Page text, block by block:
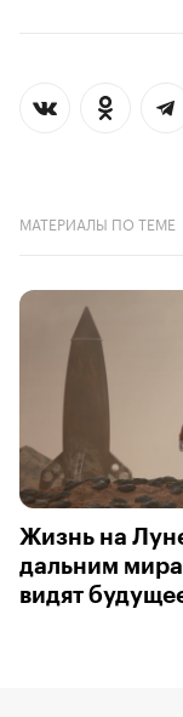
МАТЕРИАЛЫ ПО ТЕМЕ
Жизнь на
дальним
видят